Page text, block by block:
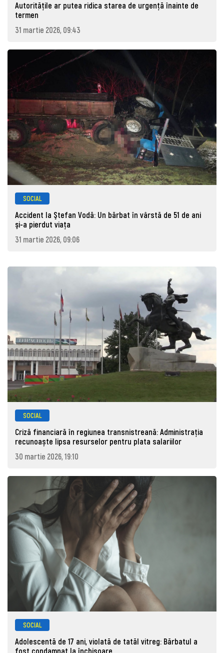
Autoritățile ar putea ridica starea de urgență înainte de
termen
31 martie 2026, 09:43
SOCIAL
Accident la Ştefan Vodă: Un bărbat în vârstă de 51 de ani
şi-a pierdut viaţa
31 martie 2026, 09:06
SOCIAL
Criză financiară în regiunea transnistreană: Administrația
recunoaște lipsa resurselor pentru plata salariilor
30 martie 2026, 19:10
SOCIAL
Adolescentă de 17 ani, violată de tatăl vitreg: Bărbatul a
fost condamnat la închisoare